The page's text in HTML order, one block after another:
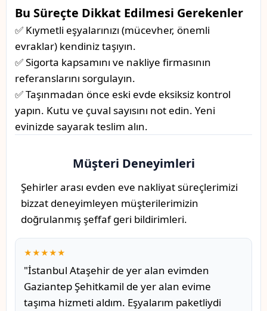
Bu Süreçte Dikkat Edilmesi Gerekenler
✅ Kıymetli eşyalarınızı (mücevher, önemli
evraklar) kendiniz taşıyın.
✅ Sigorta kapsamını ve nakliye firmasının
referanslarını sorgulayın.
✅ Taşınmadan önce eski evde eksiksiz kontrol
yapın. Kutu ve çuval sayısını not edin. Yeni
evinizde sayarak teslim alın.
Müşteri Deneyimleri
Şehirler arası evden eve nakliyat süreçlerimizi
bizzat deneyimleyen müşterilerimizin
doğrulanmış şeffaf geri bildirimleri.
★★★★★
"İstanbul Ataşehir de yer alan evimden
Gaziantep Şehitkamil de yer alan evime
taşıma hizmeti aldım. Eşyalarım paketliydi